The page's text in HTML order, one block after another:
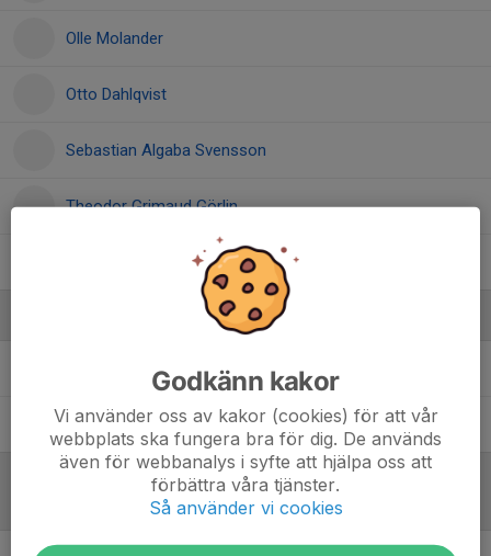
Olle Molander
Otto Dahlqvist
Sebastian Algaba Svensson
Theodor Grimaud Görlin
Gustaf GörlinLedare
Lennart SvenssonTränare
Godkänn kakor
Vi använder oss av kakor (cookies) för att vår
webbplats ska fungera bra för dig. De används
även för webbanalys i syfte att hjälpa oss att
förbättra våra tjänster.
Så använder vi cookies